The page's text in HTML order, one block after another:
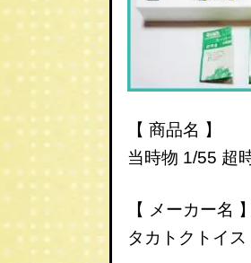
【 商品名 】
当時物 1/55 超
【 メーカー名 】
タカトクトイ